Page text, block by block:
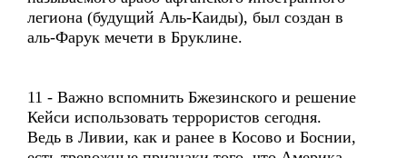
легиона (будущий Аль-Каиды), был создан в
аль-Фарук мечети в Бруклине.
11 - Важно вспомнить Бжезинского и решение
Кейси использовать террористов сегодня.
Ведь в Ливии, как и ранее в Косово и Боснии,